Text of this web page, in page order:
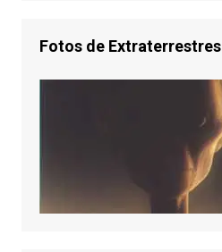
Fotos de Extraterrestres